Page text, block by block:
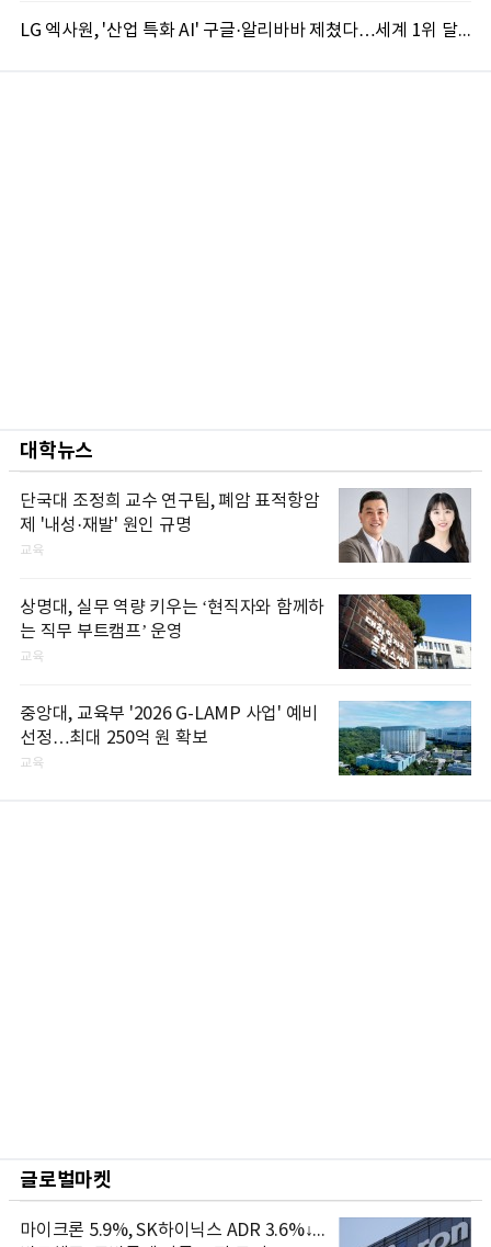
LG 엑사원, '산업 특화 AI' 구글·알리바바 제쳤다…세계 1위 달성
대학뉴스
단국대 조정희 교수 연구팀, 폐암 표적항암
제 '내성·재발' 원인 규명
교육
상명대, 실무 역량 키우는 ‘현직자와 함께하
는 직무 부트캠프’ 운영
교육
중앙대, 교육부 '2026 G-LAMP 사업' 예비
선정…최대 250억 원 확보
교육
글로벌마켓
마이크론 5.9%, SK하이닉스 ADR 3.6%↓...